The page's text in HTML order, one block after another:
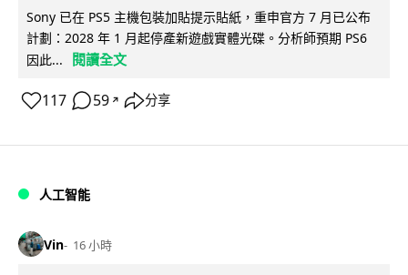
Sony 已在 PS5 主機包裝加貼提示貼紙，重申官方 7 月已公布
計劃：2028 年 1 月起停產新遊戲實體光碟。分析師預期 PS6
因此...
閱讀全文
117 59 ↗ 分享
人工智能
Vin 16 小時